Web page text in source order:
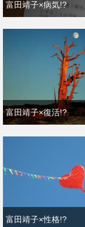
富田靖子×病気!?
富田靖子×復活!?
富田靖子×性格!?